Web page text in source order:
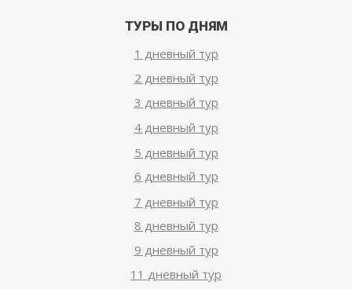
ТУРЫ ПО ДНЯМ
1 дневный тур
2 дневный тур
3 дневный тур
4 дневный тур
5 дневный тур
6 дневный тур
7 дневный тур
8 дневный тур
9 дневный тур
11 дневный тур